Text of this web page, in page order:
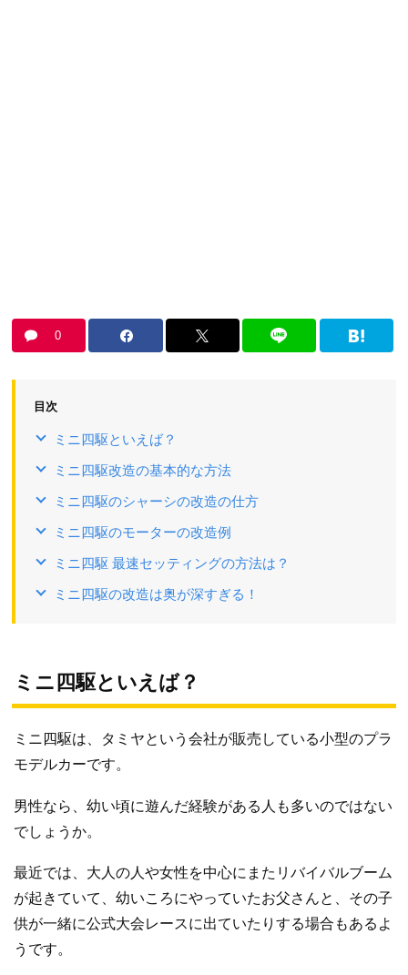
0
目次
ミニ四駆といえば？
ミニ四駆改造の基本的な方法
ミニ四駆のシャーシの改造の仕方
ミニ四駆のモーターの改造例
ミニ四駆 最速セッティングの方法は？
ミニ四駆の改造は奥が深すぎる！
ミニ四駆といえば？
ミニ四駆は、タミヤという会社が販売している小型のプラ
モデルカーです。
男性なら、幼い頃に遊んだ経験がある人も多いのではない
でしょうか。
最近では、大人の人や女性を中心にまたリバイバルブーム
が起きていて、幼いころにやっていたお父さんと、その子
供が一緒に公式大会レースに出ていたりする場合もあるよ
うです。